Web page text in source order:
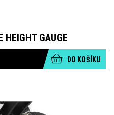
HEIGHT GAUGE
DO KOŠÍKU